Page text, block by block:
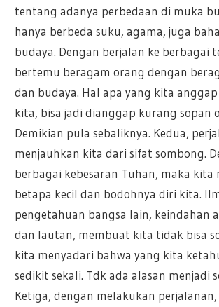
tentang adanya perbedaan di muka
hanya berbeda suku, agama, juga
budaya. Dengan berjalan ke berbagai
bertemu beragam orang dengan
dan budaya. Hal apa yang kita
kita, bisa jadi dianggap kurang sopan
Demikian pula sebaliknya. Kedua,
menjauhkan kita dari sifat sombong.
berbagai kebesaran Tuhan, maka kita
betapa kecil dan bodohnya diri kita.
pengetahuan bangsa lain, keindahan
dan lautan, membuat kita tidak bisa
kita menyadari bahwa yang kita
sedikit sekali. Tdk ada alasan menjadi
Ketiga, dengan melakukan